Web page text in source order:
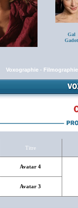
Gal
Gadot
Voxographie - Filmographie
Titre
Avatar 4
Avatar 3